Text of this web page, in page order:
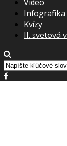
Video
Infografika
Kvízy
II. svetová